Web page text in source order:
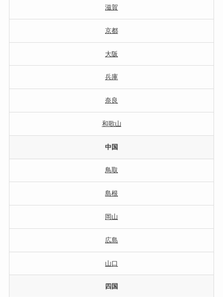
滋賀
京都
大阪
兵庫
奈良
和歌山
中国
鳥取
島根
岡山
広島
山口
四国